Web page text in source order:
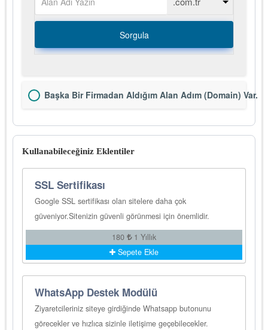
Sorgula
Başka Bir Firmadan Aldığım Alan Adım (Domain) Var.
Kullanabileceğiniz Eklentiler
SSL Sertifikası
Google SSL sertifikası olan sitelere daha çok
güveniyor.Sitenizin güvenli görünmesi için önemlidir.
180
1 Yıllık
Sepete Ekle
WhatsApp Destek Modülü
Ziyaretcileriniz siteye girdiğinde Whatsapp butonunu
görecekler ve hızlıca sizinle iletişime geçebilecekler.